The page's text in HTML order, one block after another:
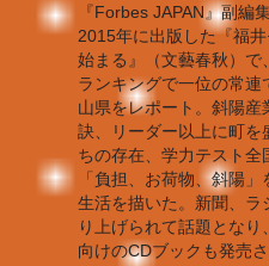
『Forbes JAPAN』副編
2015年に出版した『福
始まる』（文藝春秋）
ランキングで一位の常
山県をレポート。斜陽
訣、リーダー以上に町を
ちの存在、学力テスト全
「負担、お荷物、斜陽
生活を描いた。新聞、ラ
り上げられて話題とな
向けのCDブックも発売さ